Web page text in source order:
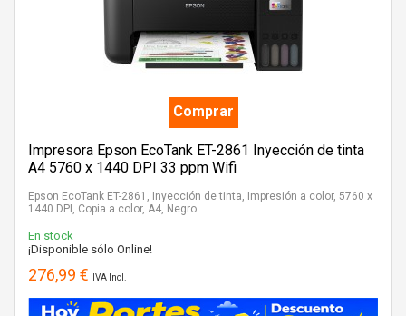
Comprar
Impresora Epson EcoTank ET-2861 Inyección de tinta
A4 5760 x 1440 DPI 33 ppm Wifi
Epson EcoTank ET-2861, Inyección de tinta, Impresión a color, 5760 x
1440 DPI, Copia a color, A4, Negro
En stock
¡Disponible sólo Online!
276,99 € IVA Incl.